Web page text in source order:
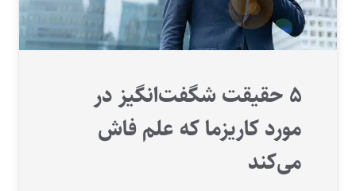
۵ حقیقت شگفت‌انگیز در
مورد کاریزما که علم فاش
می‌کند